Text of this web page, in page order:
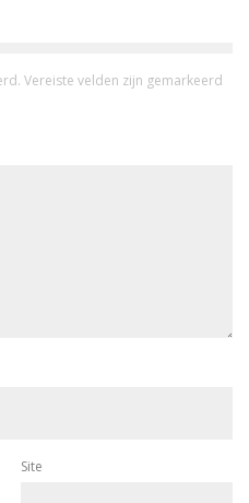
Vereiste velden zijn gemarkeerd
Site